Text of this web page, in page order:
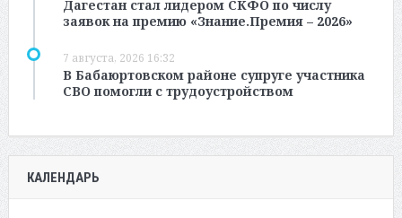
Дагестан стал лидером СКФО по числу
заявок на премию «Знание.Премия – 2026»
7 августа, 2026 16:32
В Бабаюртовском районе супруге участника
СВО помогли с трудоустройством
КАЛЕНДАРЬ